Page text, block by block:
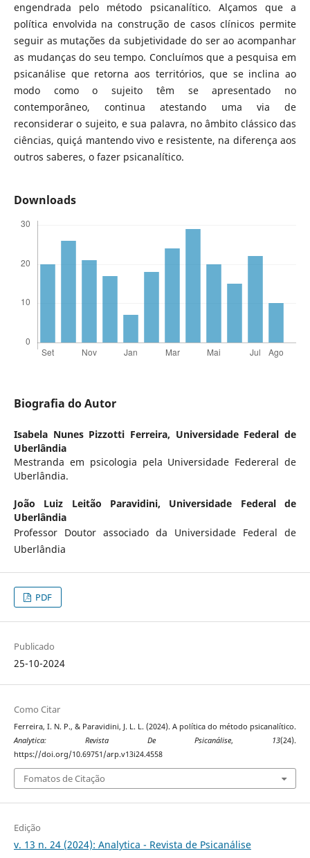
engendrada pelo método psicanalítico. Alçamos que a
política envolvida na construção de casos clínicos permite
seguir as mutações da subjetividade do ser ao acompanhar
as mudanças do seu tempo. Concluímos que a pesquisa em
psicanálise que retorna aos territórios, que se inclina ao
modo como o sujeito têm se apresentado no
contemporâneo, continua atestando uma via de
reconsiderar o sujeito, e sua palavra, no âmbito clássico das
ciências, quiçá mantendo vivo e resistente, na diferença aos
outros saberes, o fazer psicanalítico.
Downloads
Biografia do Autor
Isabela Nunes Pizzotti Ferreira, Universidade Federal de
Uberlândia
Mestranda em psicologia pela Universidade Federeral de
Uberlândia.
João Luiz Leitão Paravidini, Universidade Federal de
Uberlândia
Professor Doutor associado da Universidade Federal de
Uberlândia
PDF
Publicado
25-10-2024
Como Citar
Ferreira, I. N. P., & Paravidini, J. L. L. (2024). A política do método psicanalítico.
Analytica: Revista De Psicanálise, 13(24).
https://doi.org/10.69751/arp.v13i24.4558
Fomatos de Citação
Edição
v. 13 n. 24 (2024): Analytica - Revista de Psicanálise